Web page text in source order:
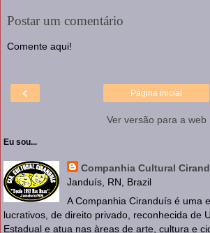
Postar um comentário
Comente aqui!
‹ Página inicial
Ver versão para a web
Eu sou...
Companhia Cultural
Janduís, RN, Brazil
A Companhia Ciranduís é uma
lucrativos, de direito privado, reconhecida de
Estadual e atua nas àreas de arte, cultura e